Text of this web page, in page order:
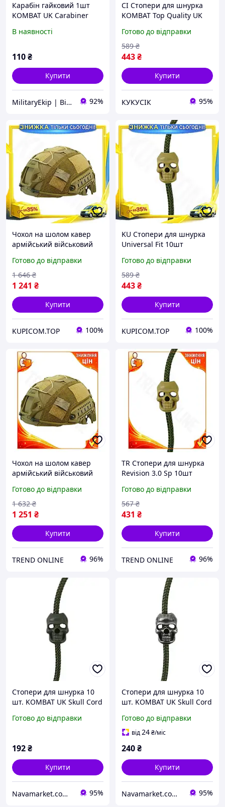
Карабін гайковий 1шт
KOMBAT UK Carabiner
В наявності
110₴
Купити
MilitaryEkip | Військове спорядження 92%
CI Стопери для шнурка
KOMBAT Top Quality UK
та спорядження
фіксатори для мотуз CI2-
888
Готово до відправки
443₴
589 ₴
Купити
КУКУСІК 95%
Чохол на шолом кавер
армійський військовий
шолом KOMBAT UK kb-
tfhc-coy койот TR-44
Готово до відправки
1 241 ₴
1 646 ₴
Купити
KUPICOM.TOP 100%
KU Стопери для шнурка
Universal Fit 10шт
одягу та спорядження
фіксатори для мотузо
Uni2L_K
Готово до відправки
443₴
589 ₴
Купити
KUPICOM.TOP 100%
Чохол на шолом кавер
армійський військовий
шолом KOMBAT UK kb-
tfhc-coy койот TR-44
Готово до відправки
1 251 ₴
1 632 ₴
Купити
TREND ONLINE 96%
TR Стопери для шнурка
Revision 3.0 Sp 10шт
одягу та спорядження
фіксатори для моту SpeR-
4N
Готово до відправки
431 ₴
567 ₴
Купити
TREND ONLINE 96%
Стопери для шнурка 10
шт. KOMBAT UK Skull Cord
Готово до відправки
192₴
Купити
Navamarket.com.ua © Туристичне та спортивне спорядження 95%
Стопери для шнурка 10
шт. KOMBAT UK Skull Cord
Готово до відправки
від24₴/міс
240₴
Купити
Navamarket.com.ua © Туристичне та спортивне спорядження 95%